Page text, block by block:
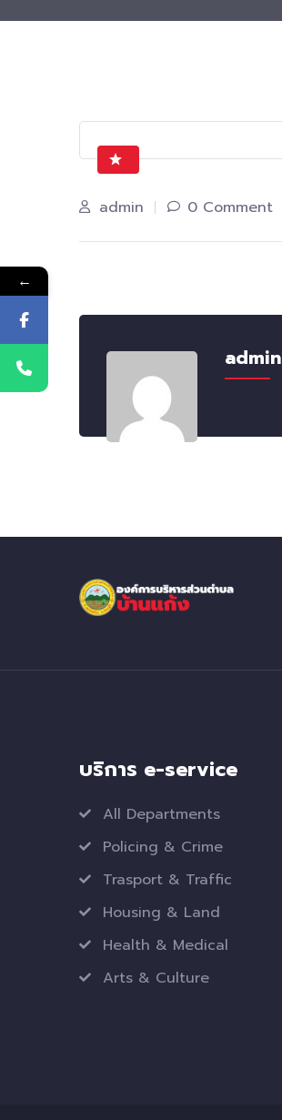
admin 0 Comment
admin
บริการ e-service
All Departments
Policing & Crime
Trasport & Traffic
Housing & Land
Health & Medical
Arts & Culture
←